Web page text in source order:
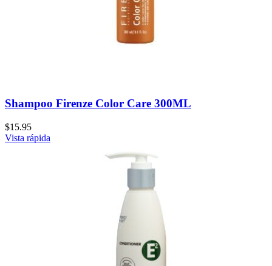
Shampoo Firenze Color Care 300ML
$15.95
Vista rápida